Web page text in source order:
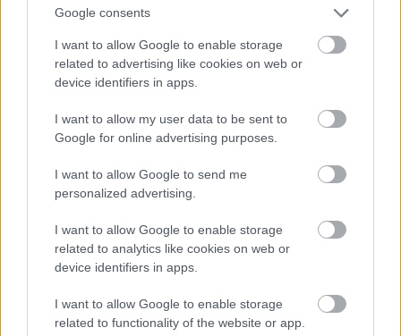
Google consents
I want to allow Google to enable storage
related to advertising like cookies on web or
device identifiers in apps.
I want to allow my user data to be sent to
Google for online advertising purposes.
I want to allow Google to send me
personalized advertising.
I want to allow Google to enable storage
related to analytics like cookies on web or
device identifiers in apps.
I want to allow Google to enable storage
related to functionality of the website or app.
Jön még kép!
Katy Perry új albumáról énekel a Saturday Night
Live című műsorban
Fotó: Nbc / Europress / Getty